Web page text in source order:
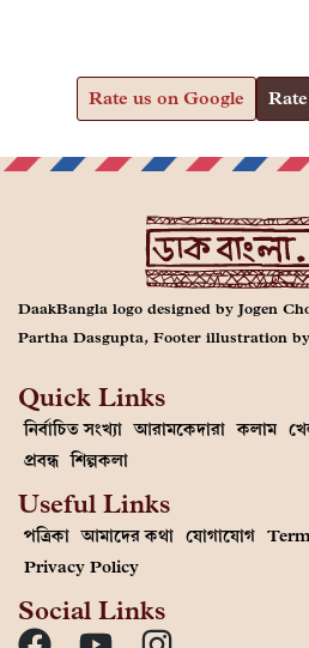
Rate us on Google
DaakBangla logo designed by Jogen
Partha Dasgupta, Footer illustration
Quick Links
নির্বাচিত সংখ্যা আরামকেদারা কলাম
প্রবন্ধ শিল্পকলা
Useful Links
পত্রিকা আমাদের কথা যোগাযোগ
Privacy Policy
Social Links